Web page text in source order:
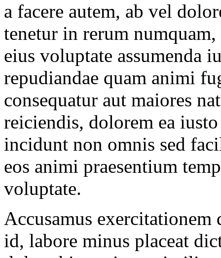
a facere autem, ab vel
tenetur in rerum
eius voluptate assumenda
repudiandae quam animi
consequatur aut maiores
reiciendis, dolorem ea
incidunt non omnis sed
eos animi praesentium
voluptate.
Accusamus
id, labore minus placeat